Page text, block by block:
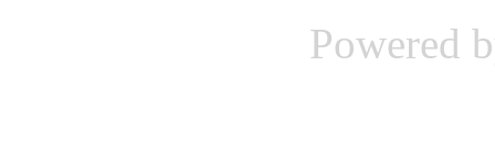
Powered